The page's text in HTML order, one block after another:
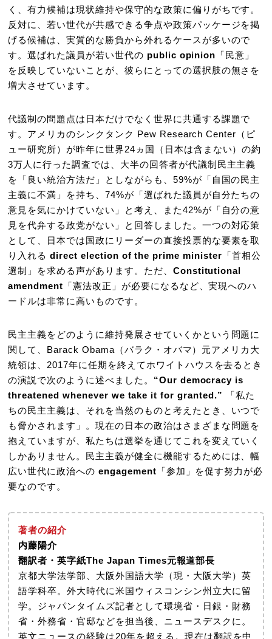
く、有力候補は現状維持や保守的な政策に偏りがちです。
反対に、若い世代が共感できる争点や政策パッケージを掲
げる候補は、実質的な勝負から外れるケースが多いので
す。選ばれた議員が若い世代の public opinion 「民意」
を反映していないことが、彼らにとっての選択肢の無さを
増大させています。
代議制の問題点は日本だけでなく世界に共通する課題で
す。アメリカのシンクタンク Pew Research Center（ピ
ュー研究所）が昨年に世界24ヵ国（日本は含まない）の約
3万人に行った調査では、大半の回答者が代議制民主主義
を「良い統治方法だ」としながらも、59%が「自国の民主
主義に不満」を持ち、74%が「選ばれた議員が自分たちの
意見を気にかけていない」と考え、また42%が「自分の意
見を代弁する政党がない」と回答しました。一つの対応策
として、日本では国政にリーダーの直接投票的な要素を取
り入れるdirect election of the prime minister 「首相公
選制」を求める声があります。ただ、 Constitutional
amendment 「憲法改正」が必要になるなど、実現へのハ
ードルは非常に高いものです。
民主主義をどのように維持発展させていくかという問題に
関して、Barack Obama（バラク・オバマ）元アメリカ大
統領は、2017年に任期を終えてホワイトハウスを去るとき
の演説で次のように述べました。 “Our democracy is
threatened whenever we take it for granted.” 「私た
ちの民主主義は、それを当然のものと考えたとき、いつで
も脅かされます」。現在の日本の政治はさまざまな問題を
抱えていますが、私たちは選挙を通じてこれを変えていく
しかありません。民主主義が健全に機能するためには、幅
広い世代に政治へのengagement 「参加」を促す努力が必
要なのです。
著者の紹介
内藤陽介
翻訳者・英字紙The Japan Times元報道部長
京都大学法学部、大阪外国語大学（現・大阪大学）英
語学科卒。外大時代に米国ウィスコンシン州立大に留
学。ジャパンタイムズ記者として環境省・日銀・財務
省・外務省・官邸などを担当後、ニュースデスクに。
英文ニュースの経験は20年を超える。現在は翻訳を中